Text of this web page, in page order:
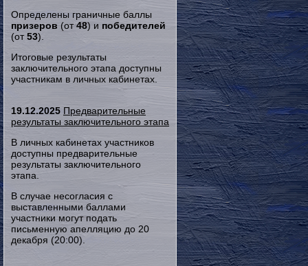
Определены граничные баллы
призеров (от48) и победителей
(от53).
Итоговые результаты
заключительного этапа доступны
участникам в личных кабинетах.
19.12.2025 Предварительные
результаты заключительного этапа
В личных кабинетах участников
доступны предварительные
результаты заключительного
этапа.
В случае несогласия с
выставленными баллами
участники могут подать
письменную апелляцию до 20
декабря (20:00).